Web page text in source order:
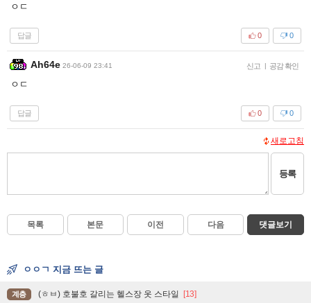
ㅇㄷ
답글 0
0
Ah64e 26-06-09 23:41 신고 | 공감 확인
ㅇㄷ
답글 0
0
새로고침
등록
목록 본문 이전 다음 댓글보기
ㅇㅇㄱ 지금 뜨는 글
계층 (ㅎㅂ) 호불호 갈리는 헬스장 옷 스타일 [13]